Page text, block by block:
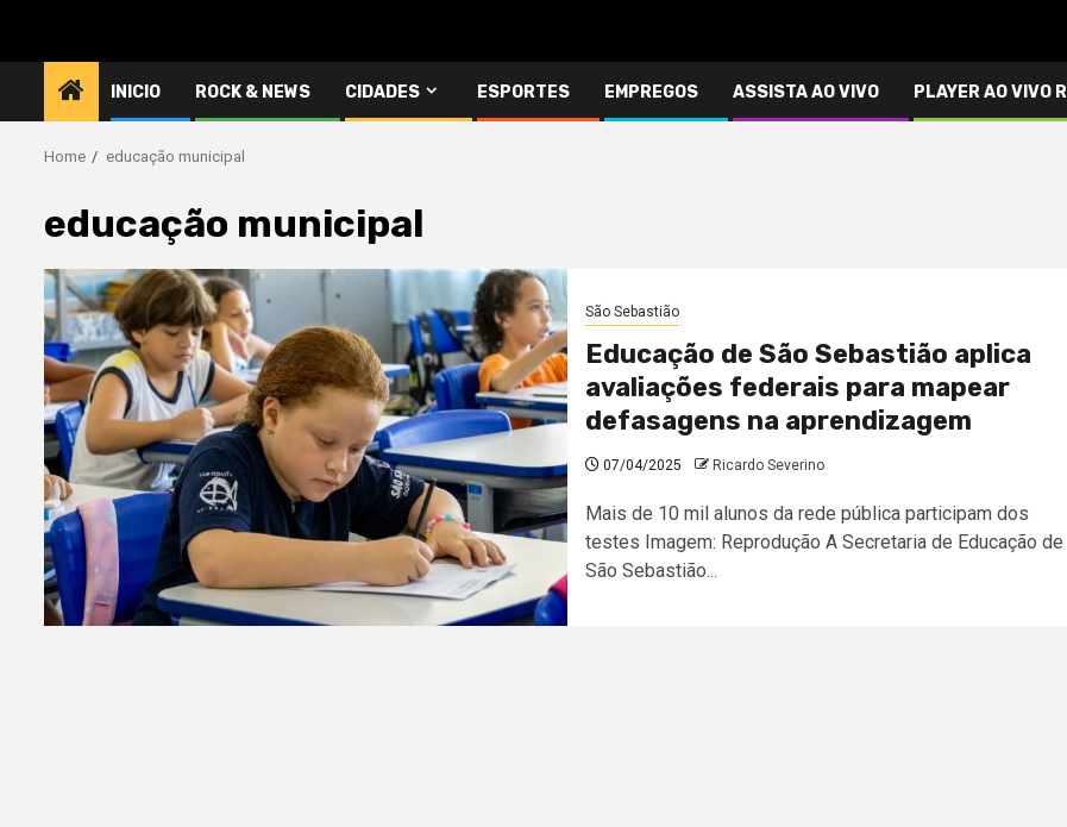
INICIO ROCK & NEWS CIDADES ESPORTES EMPREGOS ASSISTA AO VIVO PLAYER AO VIVO
Home educação municipal
educação municipal
São Sebastião
Educação de São Sebastião aplica
avaliações federais para mapear
defasagens na aprendizagem
07/04/2025 Ricardo Severino
Mais de 10 mil alunos da rede pública participam dos
testes Imagem: Reprodução A Secretaria de Educação de
São Sebastião...